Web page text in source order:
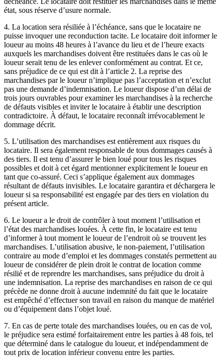
état, sous réserve d’usure normale.
4. La location sera résiliée à l’échéance, sans que le locataire ne
puisse invoquer une reconduction tacite. Le locataire doit informer le
loueur au moins 48 heures à l’avance du lieu et de l’heure exacts
auxquels les marchandises doivent être restituées dans le cas où le
loueur serait tenu de les enlever conformément au contrat. Et ce,
sans préjudice de ce qui est dit à l’article 2. La reprise des
marchandises par le loueur n’implique pas l’acceptation et n’exclut
pas une demande d’indemnisation. Le loueur dispose d’un délai de
trois jours ouvrables pour examiner les marchandises à la recherche
de défauts visibles et inviter le locataire à établir une description
contradictoire. À défaut, le locataire reconnaît irrévocablement le
dommage décrit.
5. L’utilisation des marchandises est entièrement aux risques du
locataire. Il sera également responsable de tous dommages causés à
des tiers. Il est tenu d’assurer le bien loué pour tous les risques
possibles et doit à cet égard mentionner explicitement le loueur en
tant que co-assuré. Ceci s’applique également aux dommages
résultant de défauts invisibles. Le locataire garantira et déchargera le
loueur si sa responsabilité est engagée par des tiers en violation du
présent article.
6. Le loueur a le droit de contrôler à tout moment l’utilisation et
l’état des marchandises louées. À cette fin, le locataire est tenu
d’informer à tout moment le loueur de l’endroit où se trouvent les
marchandises. L’utilisation abusive, le non-paiement, l’utilisation
contraire au mode d’emploi et les dommages constatés permettent au
loueur de considérer de plein droit le contrat de location comme
résilié et de reprendre les marchandises, sans préjudice du droit à
une indemnisation. La reprise des marchandises en raison de ce qui
précède ne donne droit à aucune indemnité du fait que le locataire
est empêché d’effectuer son travail en raison du manque de matériel
ou d’équipement dans l’objet loué.
7. En cas de perte totale des marchandises louées, ou en cas de vol,
le préjudice sera estimé forfaitairement entre les parties à 48 fois, tel
que déterminé dans le catalogue du loueur, et indépendamment de
tout prix de location inférieur convenu entre les parties.